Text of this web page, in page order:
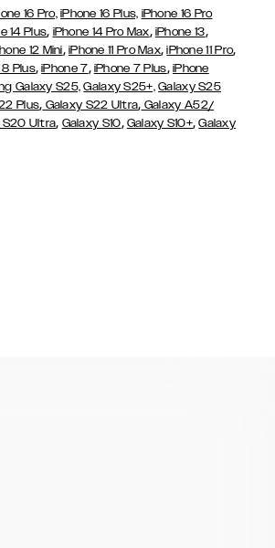
16 Pro, iPhone 16 Plus, iPhone 16 Pro
14 Plus, iPhone 14 Pro Max, iPhone 13,
12 Mini, iPhone 11 Pro Max,iPhone 11 Pro,
Plus,iPhone 7, iPhone 7 Plus, iPhone
Galaxy S25, Galaxy S25+, Galaxy S25
Plus, Galaxy S22 Ultra, Galaxy A52/
S20 Ultra, Galaxy S10, Galaxy S10+,Galaxy